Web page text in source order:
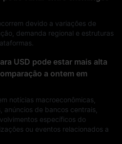
devido a variações de
demanda regional e estruturas
USD pode estar mais alta
a ontem em
notícias macroeconômicas,
anúncios de bancos centrais,
específicos do
ou eventos relacionados a